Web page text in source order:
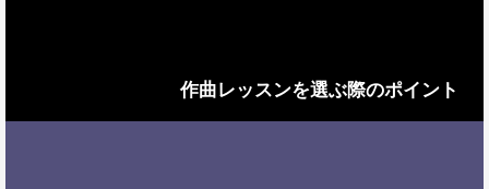
作曲レッスンを選ぶ際のポイント